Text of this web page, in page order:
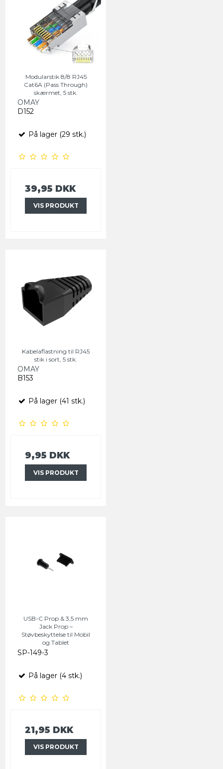
Modularstik 8/8 RJ45
Cat6A (Pass Through)
skærmet, 5 stk.
OMAY
D152
På lager (29 stk.)
39,95 DKK
VIS PRODUKT
Kabelaflastning til RJ45
stik i sort, 5 stk.
OMAY
B153
På lager (41 stk.)
9,95 DKK
VIS PRODUKT
USB-C Prop & 3,5 mm
Jack Prop –
Støvbeskyttelse til Mobil
og Tablet
SP-149-3
På lager (4 stk.)
21,95 DKK
VIS PRODUKT